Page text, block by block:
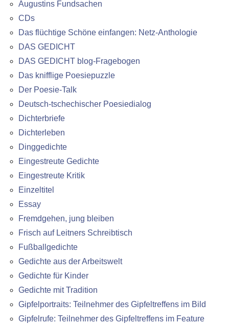
Augustins Fundsachen
CDs
Das flüchtige Schöne einfangen: Netz-Anthologie
DAS GEDICHT
DAS GEDICHT blog-Fragebogen
Das knifflige Poesiepuzzle
Der Poesie-Talk
Deutsch-tschechischer Poesiedialog
Dichterbriefe
Dichterleben
Dinggedichte
Eingestreute Gedichte
Eingestreute Kritik
Einzeltitel
Essay
Fremdgehen, jung bleiben
Frisch auf Leitners Schreibtisch
Fußballgedichte
Gedichte aus der Arbeitswelt
Gedichte für Kinder
Gedichte mit Tradition
Gipfelportraits: Teilnehmer des Gipfeltreffens im Bild
Gipfelrufe: Teilnehmer des Gipfeltreffens im Feature